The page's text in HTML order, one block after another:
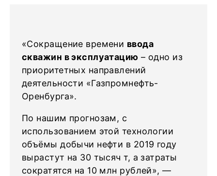
«Сокращение времени ввода
скважин в эксплуатацию – одно из
приоритетных направлений
деятельности «Газпромнефть-
Оренбурга».
По нашим прогнозам, с
использованием этой технологии
объёмы добычи нефти в 2019 году
вырастут на 30 тысяч т, а затраты
сократятся на 10 млн рублей», —